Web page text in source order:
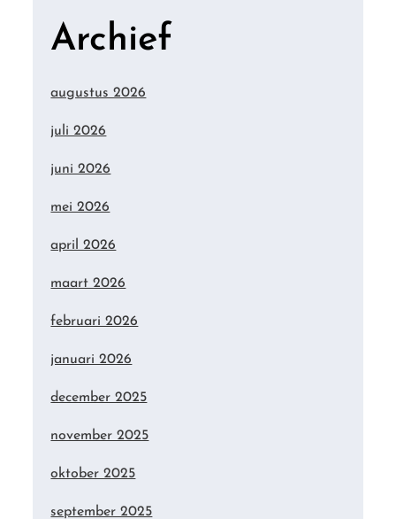
Archief
augustus 2026
juli 2026
juni 2026
mei 2026
april 2026
maart 2026
februari 2026
januari 2026
december 2025
november 2025
oktober 2025
september 2025